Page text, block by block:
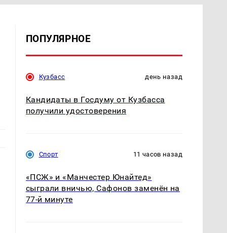
ПОПУЛЯРНОЕ
Кузбасс день назад
Кандидаты в Госдуму от Кузбасса
получили удостоверения
Спорт 11 часов назад
«ПСЖ» и «Манчестер Юнайтед»
сыграли вничью, Сафонов заменён на
77-й минуте